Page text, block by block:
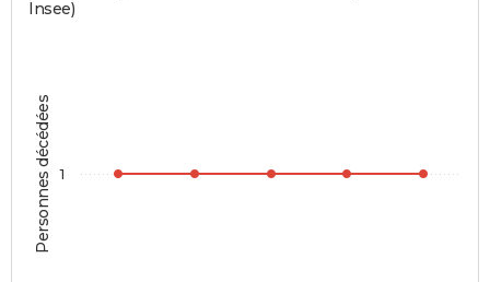
Personnes décédées
Insee)
1